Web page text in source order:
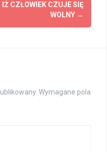
IŻ CZŁOWIEK CZUJE SIĘ
WOLNY →
Wymagane pola